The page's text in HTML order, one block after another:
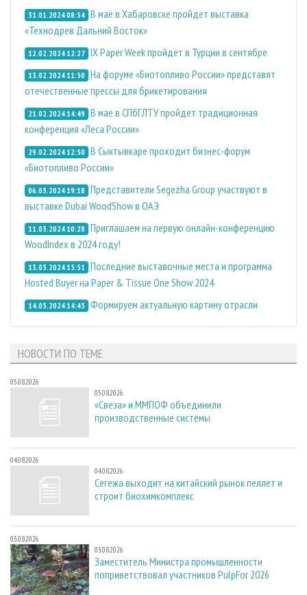
31.01.2024 08:54 В мае в Хабаровске пройдет выставка
«Технодрев Дальний Восток»
12.02.2024 12:27 IX Paper Week пройдет в Турции в сентябре
13.02.2024 11:50 На форуме «Биотопливо России» представят
отечественные прессы для брикетирования
21.02.2024 14:49 В мае в СПбГЛТУ пройдет традиционная
конференция «Леса России»
29.02.2024 12:50 В Сыктывкаре проходит бизнес-форум
«Биотопливо России»
06.03.2024 19:18 Представители Segezha Group участвуют в
выставке Dubai WoodShow в ОАЭ
11.03.2024 10:28 Приглашаем на первую онлайн-конференцию
WoodIndex в 2024 году!
13.03.2024 15:51 Последние выставочные места и программа
Hosted Buyer на Paper & Tissue One Show 2024
14.03.2024 14:45 Формируем актуальную картину отрасли
НОВОСТИ ПО ТЕМЕ
05.08.2026
05.08.2026
«Свеза» и ММПОФ объединили
производственные системы
04.08.2026
04.08.2026
Сегежа выходит на китайский рынок пеллет и
строит биохимкомплекс
03.08.2026
03.08.2026
Заместитель Министра промышленности
поприветствовал участников PulpFor 2026